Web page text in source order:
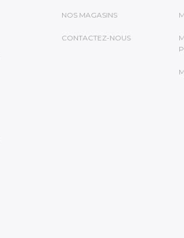
NOS MAGASINS
CONTACTEZ-NOUS